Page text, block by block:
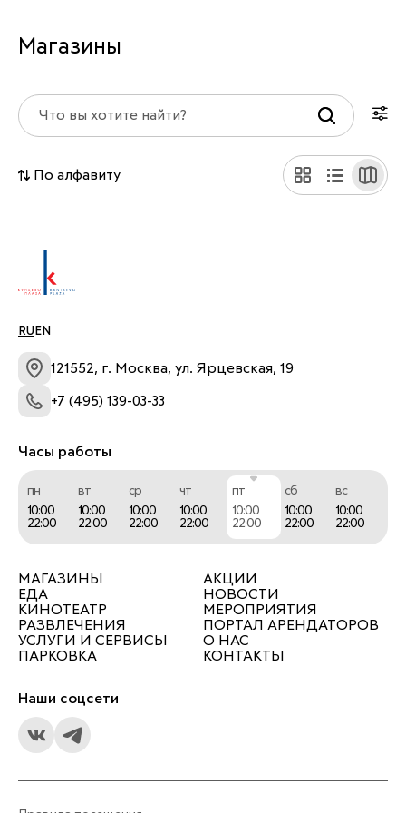
Магазины
По алфавиту
RU EN
121552, г. Москва, ул. Ярцевская, 19
+7 (495) 139-03-33
Часы работы
пн
10:00
22:00
вт
10:00
22:00
ср
10:00
22:00
чт
10:00
22:00
пт
10:00
22:00
сб
10:00
22:00
вс
10:00
22:00
МАГАЗИНЫ
ЕДА
КИНОТЕАТР
РАЗВЛЕЧЕНИЯ
УСЛУГИ И СЕРВИСЫ
ПАРКОВКА
АКЦИИ
НОВОСТИ
МЕРОПРИЯТИЯ
ПОРТАЛ АРЕНДАТОРОВ
О НАС
КОНТАКТЫ
Наши соцсети